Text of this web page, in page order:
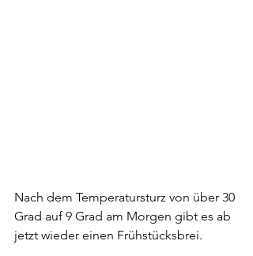
Nach dem Temperatursturz von über 30
Grad auf 9 Grad am Morgen gibt es ab
jetzt wieder einen Frühstücksbrei.